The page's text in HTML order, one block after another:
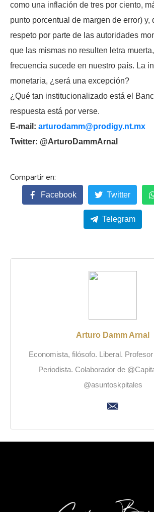
como una inflación de tres por ciento,
punto porcentual de margen de error) y,
respeto por parte de las autoridades
que las mismas no resulten letra
frecuencia sucede en nuestro país. La
monetaria, ¿será una excepción?
¿Qué tan institucionalizado está el
respuesta está por verse.
E-mail: arturodamm@prodigy.nt.mx
Twitter: @ArturoDammArnal
Facebook Twitter
Telegram
Arturo Damm Arnal
Economista, filósofo. Liberal.
Periodista. Colaborador de
@asuntoskpitales